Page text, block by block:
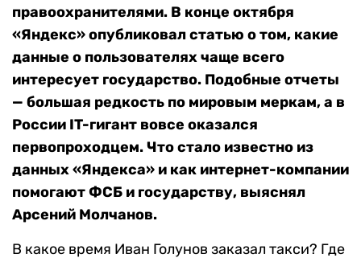
правоохранителями. В конце октября
«Яндекс» опубликовал статью о том, какие
данные о пользователях чаще всего
интересует государство. Подобные отчеты
— большая редкость по мировым меркам, а в
России IT-гигант вовсе оказался
первопроходцем. Что стало известно из
данных «Яндекса» и как интернет-компании
помогают ФСБ и государству, выяснял
Арсений Молчанов.
В какое время Иван Голунов заказал такси? Где